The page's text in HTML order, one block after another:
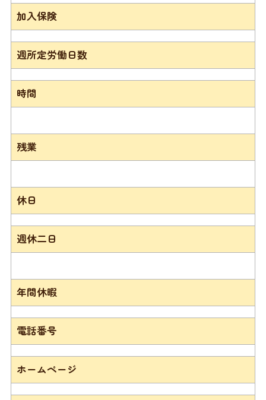
加入保険
週所定労働日数
時間
残業
休日
週休二日
年間休暇
電話番号
ホームページ